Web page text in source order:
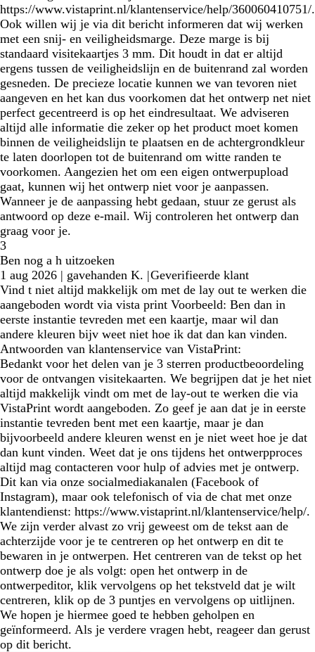
https://www.vistaprint.nl/klantenservice/help/360060410751/.
Ook willen wij je via dit bericht informeren dat wij werken
met een snij- en veiligheidsmarge. Deze marge is bij
standaard visitekaartjes 3 mm. Dit houdt in dat er altijd
ergens tussen de veiligheidslijn en de buitenrand zal worden
gesneden. De precieze locatie kunnen we van tevoren niet
aangeven en het kan dus voorkomen dat het ontwerp net niet
perfect gecentreerd is op het eindresultaat. We adviseren
altijd alle informatie die zeker op het product moet komen
binnen de veiligheidslijn te plaatsen en de achtergrondkleur
te laten doorlopen tot de buitenrand om witte randen te
voorkomen. Aangezien het om een eigen ontwerpupload
gaat, kunnen wij het ontwerp niet voor je aanpassen.
Wanneer je de aanpassing hebt gedaan, stuur ze gerust als
antwoord op deze e-mail. Wij controleren het ontwerp dan
graag voor je.
3
Ben nog a h uitzoeken
1 aug 2026 | gavehanden K. |Geverifieerde klant
Vind t niet altijd makkelijk om met de lay out te werken die
aangeboden wordt via vista print Voorbeeld: Ben dan in
eerste instantie tevreden met een kaartje, maar wil dan
andere kleuren bijv weet niet hoe ik dat dan kan vinden.
Antwoorden van klantenservice van VistaPrint:
Bedankt voor het delen van je 3 sterren productbeoordeling
voor de ontvangen visitekaarten. We begrijpen dat je het niet
altijd makkelijk vindt om met de lay-out te werken die via
VistaPrint wordt aangeboden. Zo geef je aan dat je in eerste
instantie tevreden bent met een kaartje, maar je dan
bijvoorbeeld andere kleuren wenst en je niet weet hoe je dat
dan kunt vinden. Weet dat je ons tijdens het ontwerpproces
altijd mag contacteren voor hulp of advies met je ontwerp.
Dit kan via onze socialmediakanalen (Facebook of
Instagram), maar ook telefonisch of via de chat met onze
klantendienst: https://www.vistaprint.nl/klantenservice/help/.
We zijn verder alvast zo vrij geweest om de tekst aan de
achterzijde voor je te centreren op het ontwerp en dit te
bewaren in je ontwerpen. Het centreren van de tekst op het
ontwerp doe je als volgt: open het ontwerp in de
ontwerpeditor, klik vervolgens op het tekstveld dat je wilt
centreren, klik op de 3 puntjes en vervolgens op uitlijnen.
We hopen je hiermee goed te hebben geholpen en
geïnformeerd. Als je verdere vragen hebt, reageer dan gerust
op dit bericht.